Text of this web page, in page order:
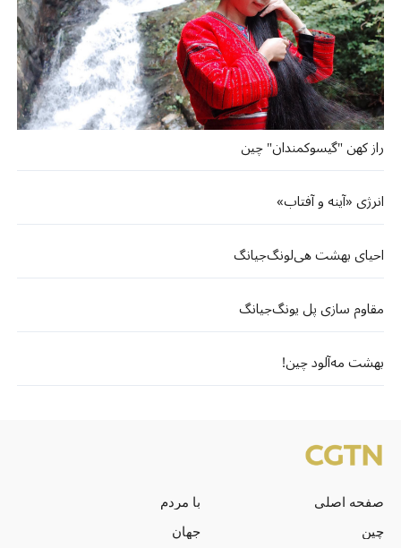
راز کهن "گیسوکمندان" چین
انرژی «آینه و آفتاب»
احیای بهشت هی‌لونگ‌جیانگ
مقاوم سازی پل یونگ‌جیانگ
بهشت مه‌آلود چین!
صفحه اصلی
با مردم
چین
جهان